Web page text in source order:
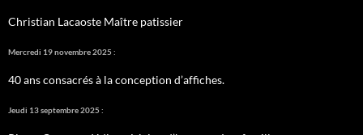
Christian Lacaoste Maître patissier
Mercredi 19 novembre 2025 :
40 ans consacrés à la conception d’affiches.
Jeudi 13 septembre 2025 :